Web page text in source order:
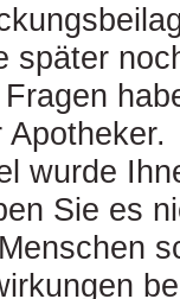
später
wurde
Sie es